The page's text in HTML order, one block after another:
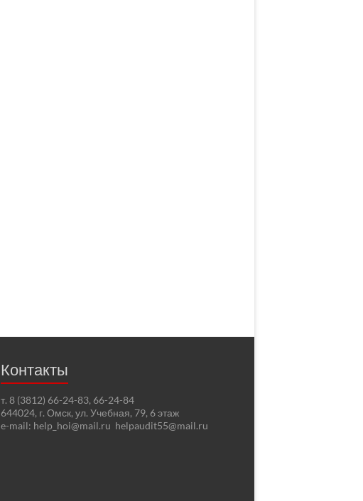
Контакты
т. 8 (3812) 66-24-83, 66-24-84
644024, г. Омск, ул. Учебная, 79, 6 этаж
e-mail: help_hoi@mail.ru helpaudit55@mail.ru